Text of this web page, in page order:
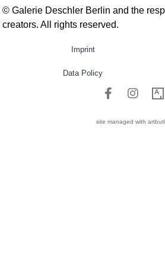
© Galerie Deschler Berlin and the
creators. All rights reserved.
Imprint
Data Policy
site managed with